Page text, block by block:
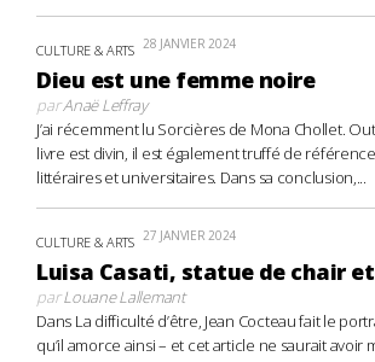
CULTURE & ARTS 28 JANVIER 2024
Dieu est une femme noire
parAnaë Leffray
J’ai récemment lu Sorcières de Mona Chollet.
livre est divin, il est également truffé de
littéraires et universitaires. Dans sa conclusion,...
CULTURE & ARTS 27 JANVIER 2024
Luisa Casati, statue de chair et
parLouane Lallemant
Dans La difficulté d’être, Jean Cocteau fait le
qu’il amorce ainsi – et cet article ne saurait avoir